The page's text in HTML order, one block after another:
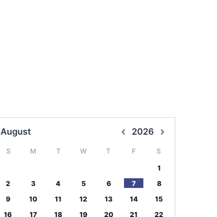
August 2026
S M T W T F S
1
2
3 4 5 6 7
8
9
10 11 12 13 14
15
16
17 18 19 20 21 22